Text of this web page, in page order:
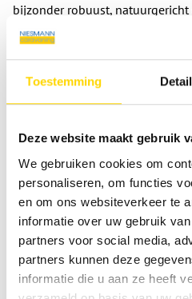
Toestemming
Deze website maakt gebruik
We gebruiken cookies om
personaliseren, om functies
en om ons websiteverkeer te
informatie over uw gebruik
partners voor social media,
partners kunnen deze
informatie die u aan ze heeft
bijzonder robuust,
Opvallende lak in „Yellow
Greentrek-stickers voor
17-inch banden met een
en een grotere
Moderne rijhulpsystemen
collision-assistent
Naar de